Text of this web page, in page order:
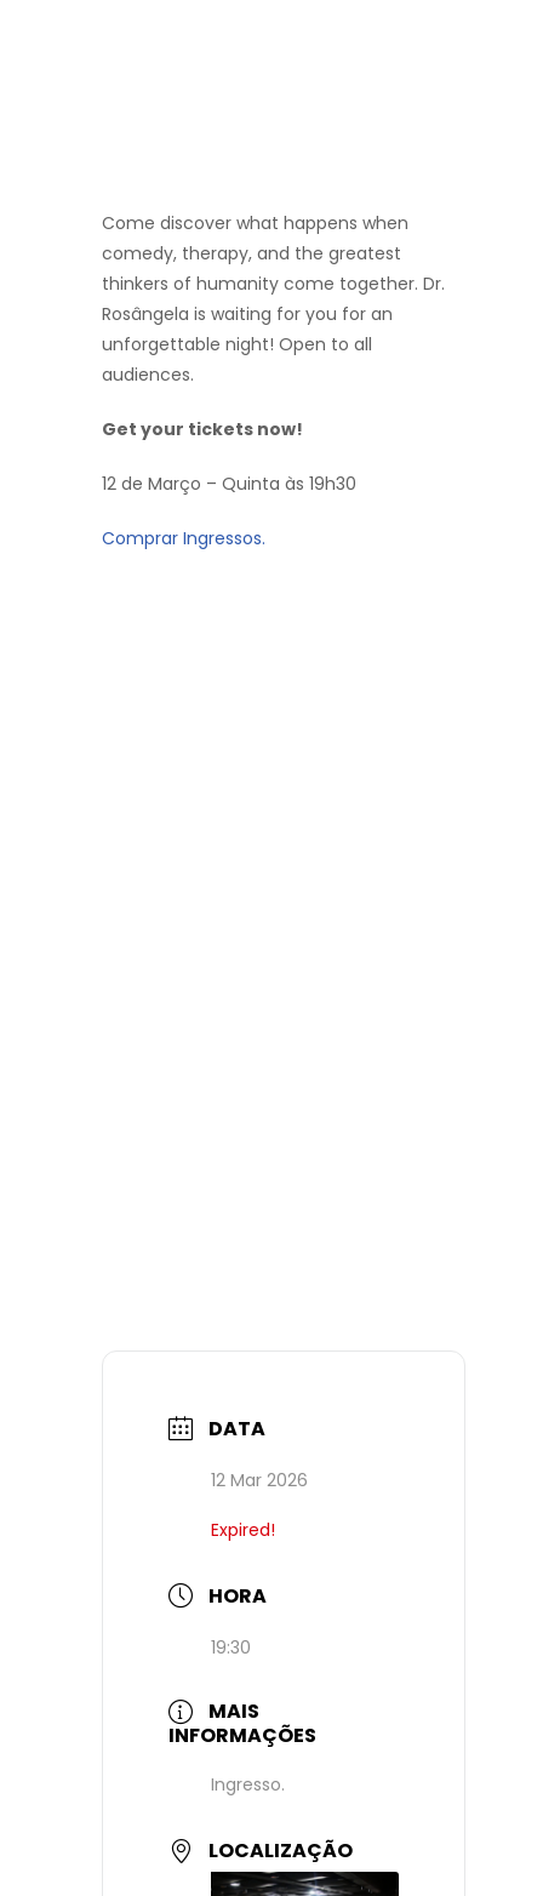
Come discover what happens when
comedy, therapy, and the greatest
thinkers of humanity come together. Dr.
Rosângela is waiting for you for an
unforgettable night! Open to all
audiences.
Get your tickets now!
12 de Março – Quinta às 19h30
Comprar Ingressos.
DATA
12 Mar 2026
Expired!
HORA
19:30
MAIS
INFORMAÇÕES
Ingresso.
LOCALIZAÇÃO